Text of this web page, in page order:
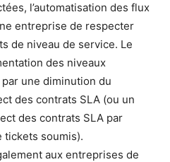
l’automatisation des flux
entreprise de respecter
de niveau de service. Le
des niveaux
une diminution du
des contrats SLA (ou un
des contrats SLA par
tickets soumis).
aux entreprises de